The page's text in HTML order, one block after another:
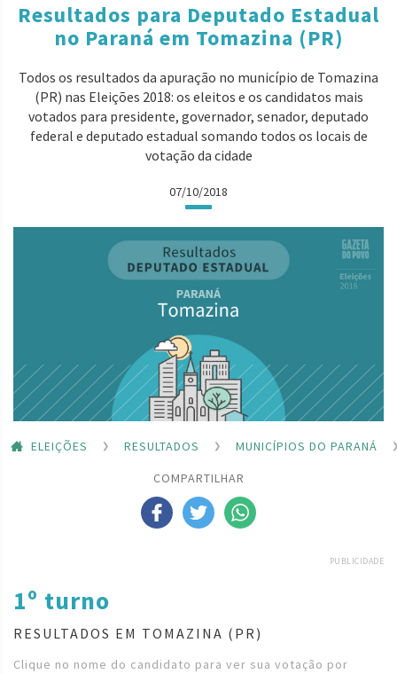
Resultados para Deputado Estadual
no Paraná em Tomazina (PR)
Todos os resultados da apuração no município de Tomazina
(PR) nas Eleições 2018: os eleitos e os candidatos mais
votados para presidente, governador, senador, deputado
federal e deputado estadual somando todos os locais de
votação da cidade
07/10/2018
ELEIÇÕES RESULTADOS
MUNICÍPIOS DO PARANÁ
COMPARTILHAR
PUBLICIDADE
1º turno
RESULTADOS EM TOMAZINA (PR)
Clique no nome do candidato para ver sua votação por